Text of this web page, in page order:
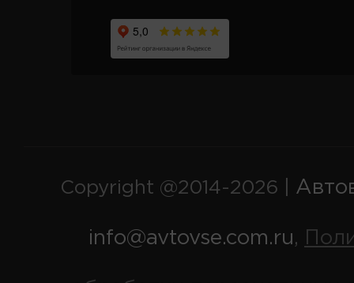
Copyright @2014-2026 |
info@avtovse.com.ru,